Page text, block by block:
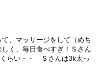
、マッサージをして（めち
く、毎日食べすぎ！Ｓさん
らい・・ Ｓさんは3k太っ